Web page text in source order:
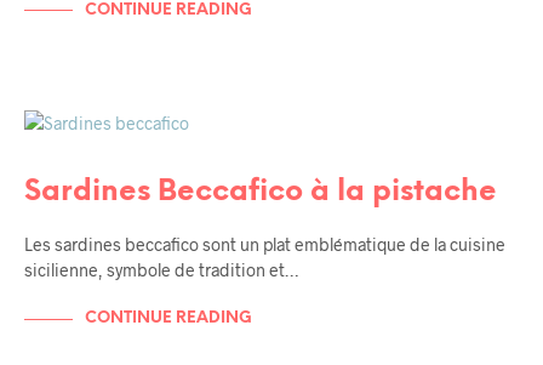
CONTINUE READING
Sardines Beccafico à la pistache
Les sardines beccafico sont un plat emblématique de la cuisine
sicilienne, symbole de tradition et…
CONTINUE READING